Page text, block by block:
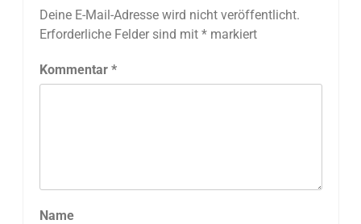
Deine E-Mail-Adresse wird nicht veröffentlicht.
Erforderliche Felder sind mit *markiert
Kommentar *
Name